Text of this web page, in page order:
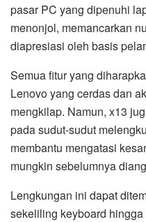
pasar PC yang dipenuhi
menonjol, memancarkan
diapresiasi oleh basis
Semua fitur yang
Lenovo yang cerdas dan
mengkilap. Namun, x13
pada sudut-sudut
membantu mengatasi
mungkin sebelumnya
Lengkungan ini dapat
sekeliling keyboard